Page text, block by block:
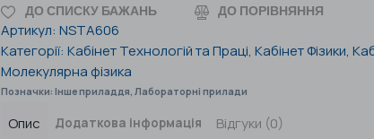
ДО СПИСКУ БАЖАНЬ ДО ПОРІВНЯННЯ
Артикул: NSTA606
Категорії: Кабінет Технологій та Праці, Кабінет Фізики,
Молекулярна фізика
Позначки: Інше приладдя Лабораторні прилади
Опис Додаткова інформація Відгуки (0)